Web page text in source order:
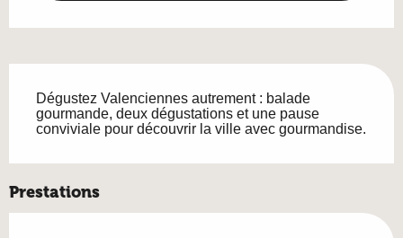
Dégustez Valenciennes autrement : balade
gourmande, deux dégustations et une pause
conviviale pour découvrir la ville avec gourmandise.
Prestations